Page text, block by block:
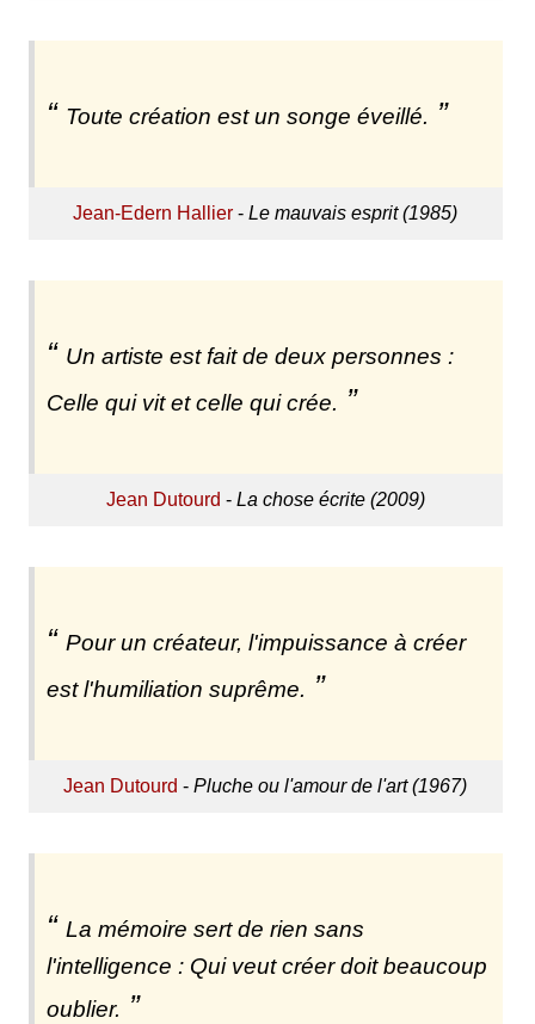
Toute création est un songe éveillé.
Jean-Edern Hallier -Le mauvais esprit (1985)
Un artiste est fait de deux personnes :
Celle qui vit et celle qui crée.
Jean Dutourd - La chose écrite (2009)
Pour un créateur, l'impuissance à créer
est l'humiliation suprême.
Jean Dutourd -Pluche ou l'amour de l'art (1967)
La mémoire sert de rien sans
l'intelligence : Qui veut créer doit beaucoup
oublier.